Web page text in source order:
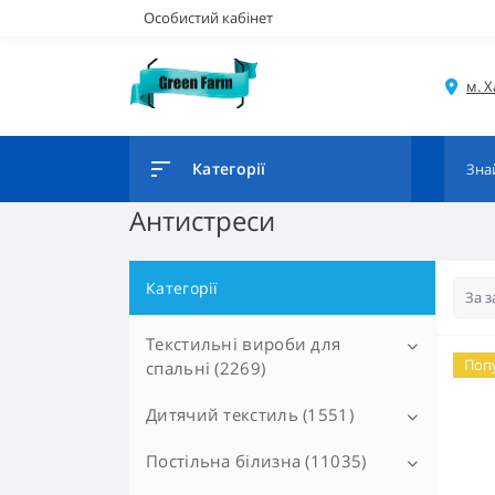
Особистий кабінет
Категорії
Антистреси
Категорії
Текстильні вироби для
спальні (2269)
Ковдри (648)
Дует (0)
Подушки (284)
Дитячий текстиль (1551)
Постільні приналежності
Постільна білизна (11035)